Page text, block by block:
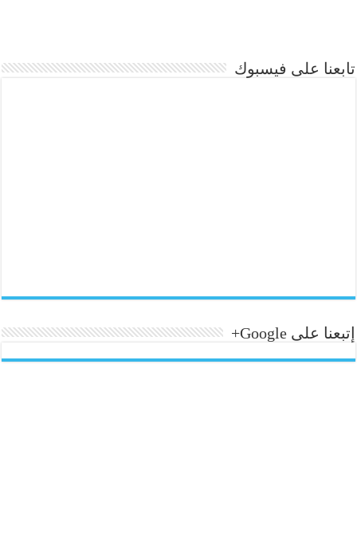
تابعنا على فيسبوك
إتبعنا على Google+